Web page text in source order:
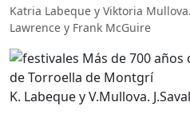
Katria Labeque y Viktoria
Lawrence y Frank McGuire
K. Labeque y V.Mullova.